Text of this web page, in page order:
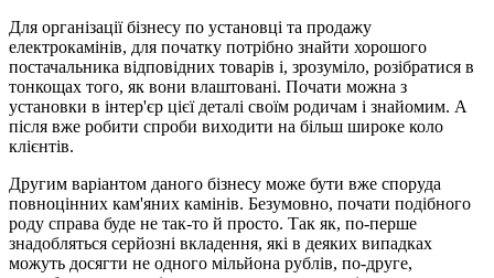
Для організації бізнесу по установці та продажу
електрокамінів, для початку потрібно знайти хорошого
постачальника відповідних товарів і, зрозуміло, розібратися в
тонкощах того, як вони влаштовані. Почати можна з
установки в інтер'єр цієї деталі своїм родичам і знайомим. А
після вже робити спроби виходити на більш широке коло
клієнтів.
Другим варіантом даного бізнесу може бути вже споруда
повноцінних кам'яних камінів. Безумовно, почати подібного
роду справа буде не так-то й просто. Так як, по-перше
знадобляться серйозні вкладення, які в деяких випадках
можуть досягти не одного мільйона рублів, по-друге,